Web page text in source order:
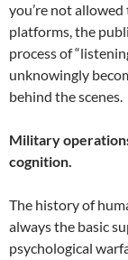
you’re not allowed
platforms, the
process of
unknowingly
behind the scenes.
Military
cognition.
The history of
always the basic
psychological